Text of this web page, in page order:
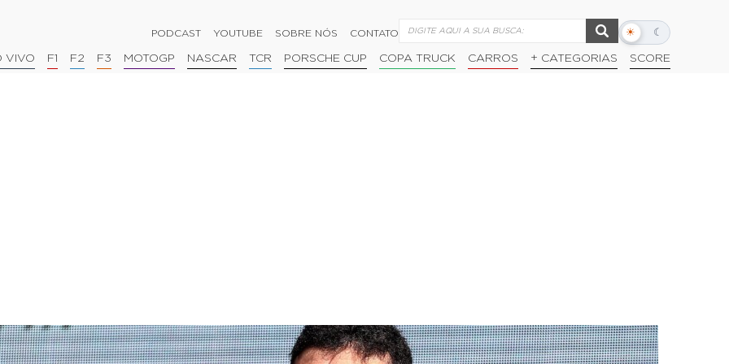
PODCAST YOUTUBE SOBRE NÓS CONTATO ☀ ☾
Alternar
escuro
VIVO F1 F2 F3 MOTOGP NASCAR TCR PORSCHE CUP COPA TRUCK CARROS + CATEGORIAS SCORE